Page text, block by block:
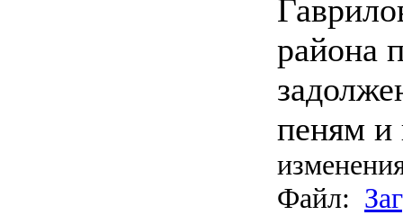
района
пеням
Файл: